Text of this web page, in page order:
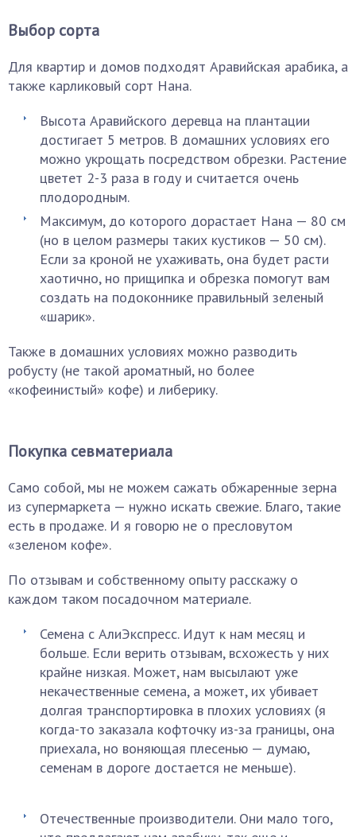
Выбор сорта
Для квартир и домов подходят Аравийская арабика, а
также карликовый сорт Нана.
Высота Аравийского деревца на плантации
достигает 5 метров. В домашних условиях его
можно укрощать посредством обрезки. Растение
цветет 2-3 раза в году и считается очень
плодородным.
Максимум, до которого дорастает Нана — 80 см
(но в целом размеры таких кустиков — 50 см).
Если за кроной не ухаживать, она будет расти
хаотично, но прищипка и обрезка помогут вам
создать на подоконнике правильный зеленый
«шарик».
Также в домашних условиях можно разводить
робусту (не такой ароматный, но более
«кофеинистый» кофе) и либерику.
Покупка севматериала
Само собой, мы не можем сажать обжаренные зерна
из супермаркета — нужно искать свежие. Благо, такие
есть в продаже. И я говорю не о пресловутом
«зеленом кофе».
По отзывам и собственному опыту расскажу о
каждом таком посадочном материале.
Семена с АлиЭкспресс. Идут к нам месяц и
больше. Если верить отзывам, всхожесть у них
крайне низкая. Может, нам высылают уже
некачественные семена, а может, их убивает
долгая транспортировка в плохих условиях (я
когда-то заказала кофточку из-за границы, она
приехала, но воняющая плесенью — думаю,
семенам в дороге достается не меньше).
Отечественные производители. Они мало того,